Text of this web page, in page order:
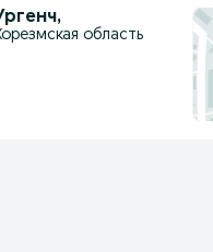
,
область